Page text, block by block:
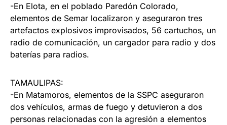
-En Elota, en el poblado Paredón Colorado,
elementos de Semar localizaron y aseguraron tres
artefactos explosivos improvisados, 56 cartuchos, un
radio de comunicación, un cargador para radio y dos
baterías para radios.
TAMAULIPAS:
-En Matamoros, elementos de la SSPC aseguraron
dos vehículos, armas de fuego y detuvieron a dos
personas relacionadas con la agresión a elementos